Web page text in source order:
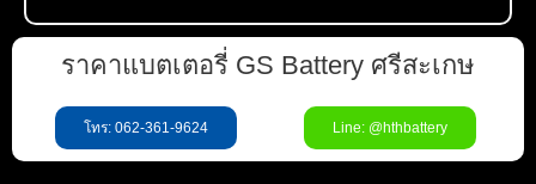
ราคาแบตเตอรี่ GS Battery ศรีสะเกษ
โทร: 062-361-9624 Line: @hthbattery